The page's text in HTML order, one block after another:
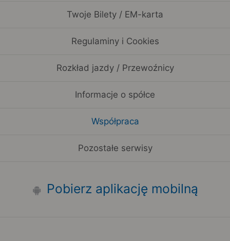
Twoje Bilety / EM-karta
Regulaminy i Cookies
Rozkład jazdy / Przewoźnicy
Informacje o spółce
Współpraca
Pozostałe serwisy
Pobierz aplikację mobilną